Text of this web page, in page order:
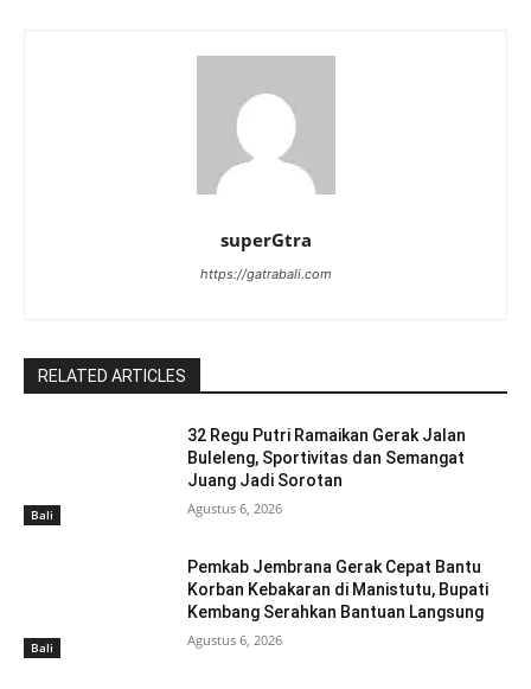
superGtra
https://gatrabali.com
RELATED ARTICLES
Bali
32 Regu Putri Ramaikan Gerak Jalan
Buleleng, Sportivitas dan Semangat
Juang Jadi Sorotan
Agustus 6, 2026
Bali
Pemkab Jembrana Gerak Cepat Bantu
Korban Kebakaran di Manistutu, Bupati
Kembang Serahkan Bantuan Langsung
Agustus 6, 2026